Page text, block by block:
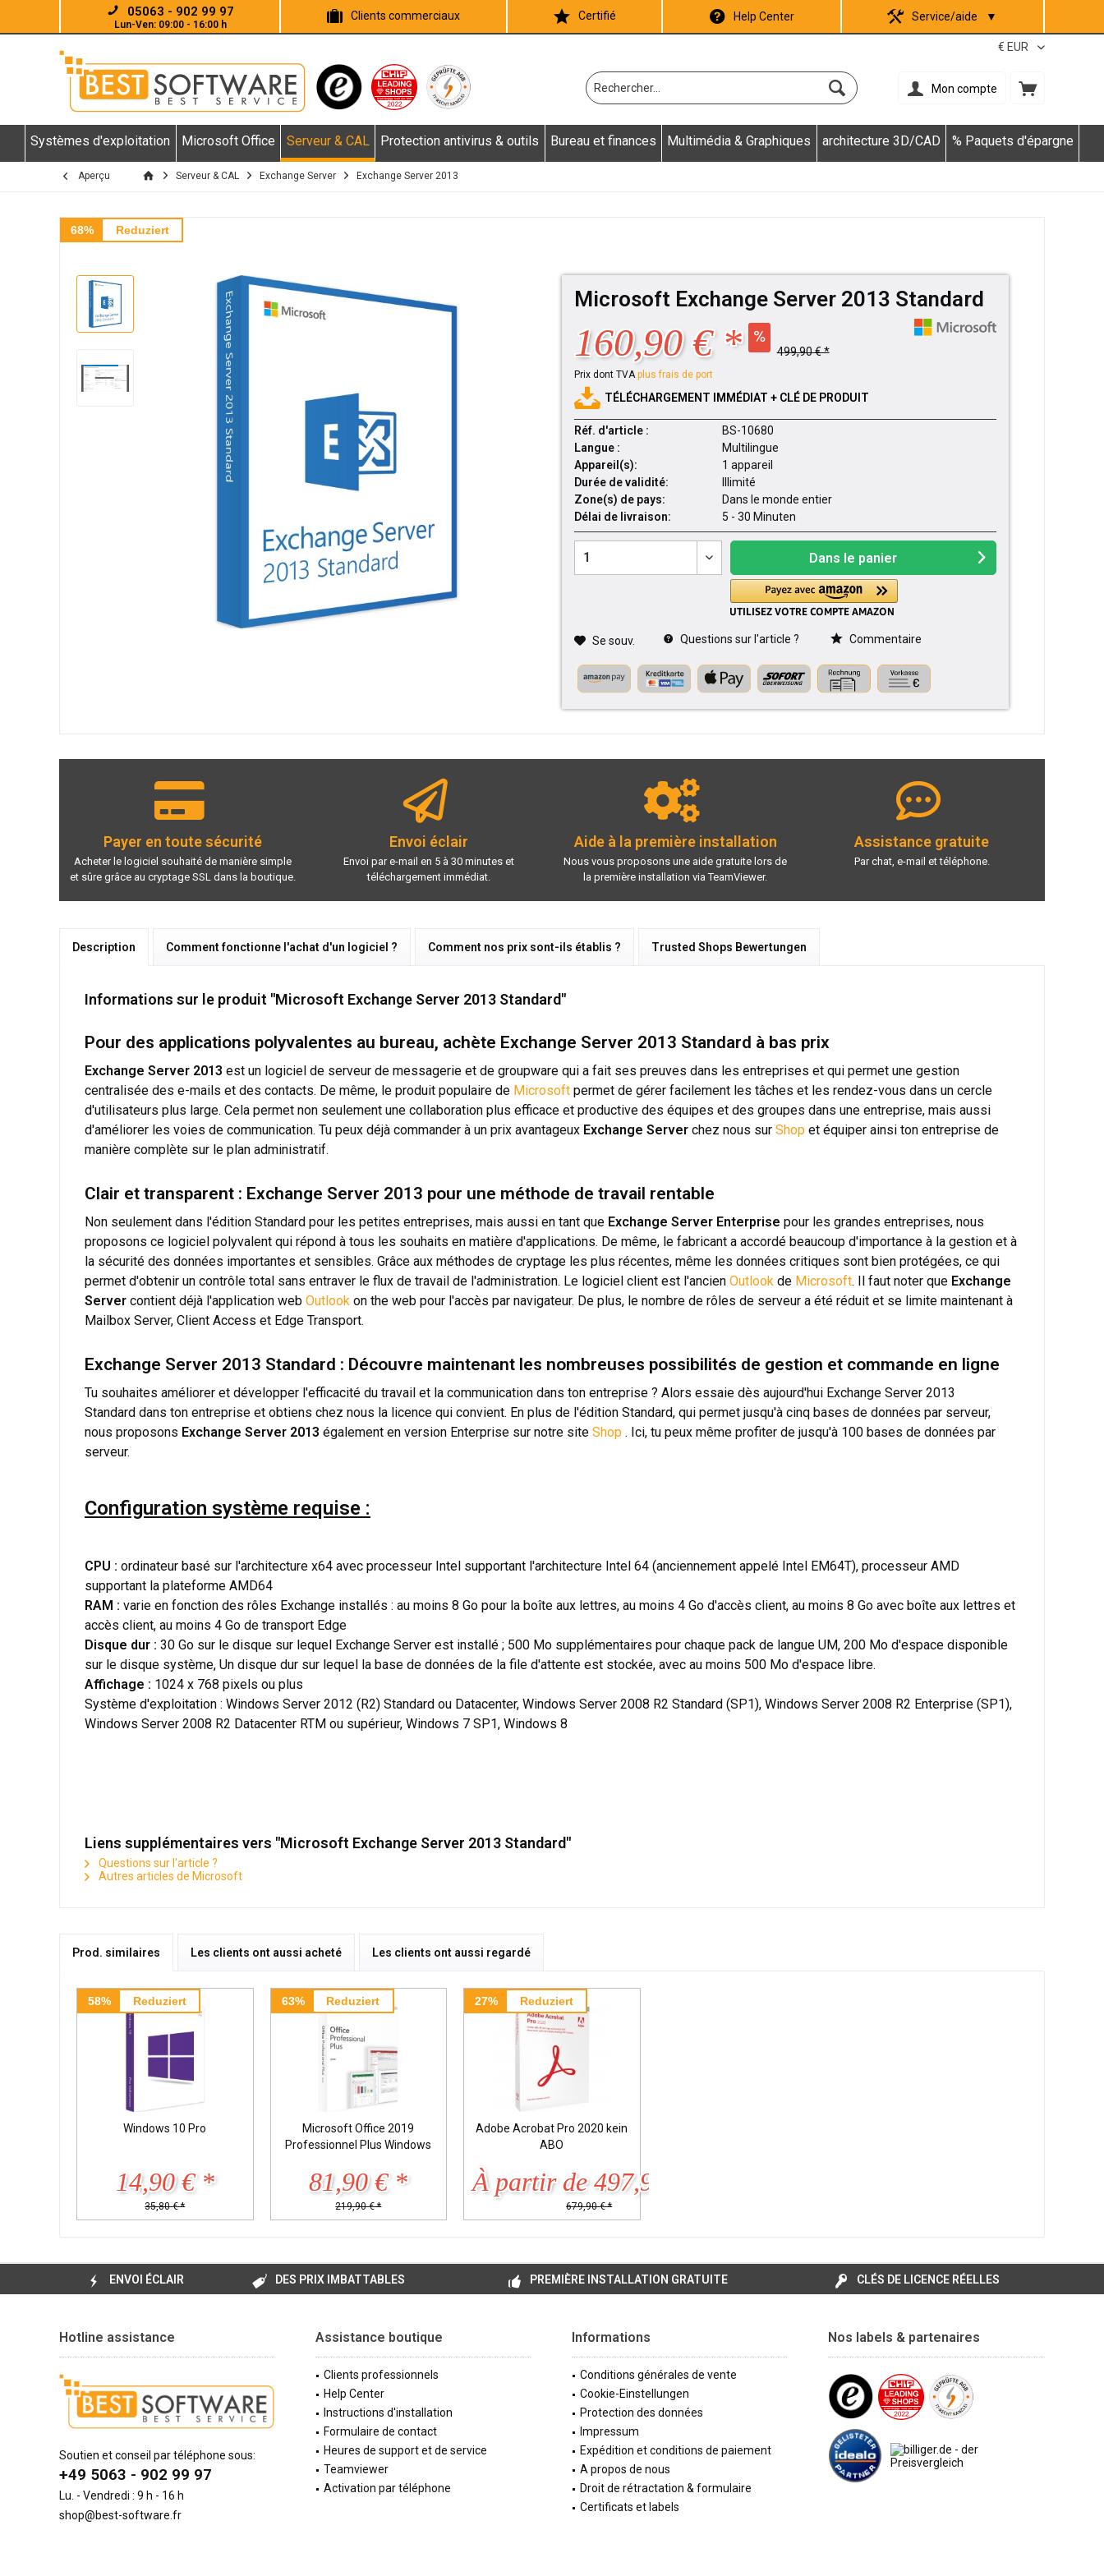
05063 - 902 99 97
Lun-Ven: 09:00 - 16:00 h
Clients commerciaux Certifié Help Center Service/aide ▼
Mon compte
Systèmes d'exploitation Microsoft Office Serveur & CAL Protection antivirus & outils Bureau et finances Multimédia & Graphiques architecture 3D/CAD % Paquets d'épargne
Aperçu Serveur & CAL Exchange Server Exchange Server 2013
68% Reduziert
Microsoft Exchange Server 2013 Standard
160,90 € * 499,90 € *
Prix dont TVAplus frais de port
TÉLÉCHARGEMENT IMMÉDIAT + CLÉ DE PRODUIT
Réf. d'article :
BS-10680
Langue :
Multilingue
Appareil(s):
1 appareil
Durée de validité:
Illimité
Zone(s) de pays:
Dans le monde entier
Délai de livraison:
5 - 30 Minuten
Dans le panier
Se souv. Questions sur l'article ? Commentaire
Payer en toute sécurité
Acheter le logiciel souhaité de manière simple
et sûre grâce au cryptage SSL dans la boutique.
Envoi éclair
Envoi par e-mail en 5 à 30 minutes et
téléchargement immédiat.
Aide à la première installation
Nous vous proposons une aide gratuite lors de
la première installation via TeamViewer.
Assistance gratuite
Par chat, e-mail et téléphone.
Description Comment fonctionne l'achat d'un logiciel ? Comment nos prix sont-ils établis ? Trusted Shops Bewertungen
Informations sur le produit "Microsoft Exchange Server 2013 Standard"
Pour des applications polyvalentes au bureau, achète Exchange Server 2013 Standard à bas prix
Exchange Server 2013 est un logiciel de serveur de messagerie et de groupware qui a fait ses preuves dans les entreprises et qui permet une gestion
centralisée des e-mails et des contacts. De même, le produit populaire de Microsoft permet de gérer facilement les tâches et les rendez-vous dans un cercle
d'utilisateurs plus large. Cela permet non seulement une collaboration plus efficace et productive des équipes et des groupes dans une entreprise, mais aussi
d'améliorer les voies de communication. Tu peux déjà commander à un prix avantageux Exchange Server chez nous sur Shop et équiper ainsi ton entreprise de
manière complète sur le plan administratif.
Clair et transparent : Exchange Server 2013 pour une méthode de travail rentable
Non seulement dans l'édition Standard pour les petites entreprises, mais aussi en tant que Exchange Server Enterprise pour les grandes entreprises, nous
proposons ce logiciel polyvalent qui répond à tous les souhaits en matière d'applications. De même, le fabricant a accordé beaucoup d'importance à la gestion et à
la sécurité des données importantes et sensibles. Grâce aux méthodes de cryptage les plus récentes, même les données critiques sont bien protégées, ce qui
permet d'obtenir un contrôle total sans entraver le flux de travail de l'administration. Le logiciel client est l'ancien Outlook de Microsoft. Il faut noter que Exchange
Server contient déjà l'application web Outlook on the web pour l'accès par navigateur. De plus, le nombre de rôles de serveur a été réduit et se limite maintenant à
Mailbox Server, Client Access et Edge Transport.
Exchange Server 2013 Standard : Découvre maintenant les nombreuses possibilités de gestion et commande en ligne
Tu souhaites améliorer et développer l'efficacité du travail et la communication dans ton entreprise ? Alors essaie dès aujourd'hui Exchange Server 2013
Standard dans ton entreprise et obtiens chez nous la licence qui convient. En plus de l'édition Standard, qui permet jusqu'à cinq bases de données par serveur,
nous proposons Exchange Server 2013 également en version Enterprise sur notre site Shop . Ici, tu peux même profiter de jusqu'à 100 bases de données par
serveur.
Configuration système requise :
CPU : ordinateur basé sur l'architecture x64 avec processeur Intel supportant l'architecture Intel 64 (anciennement appelé Intel EM64T), processeur AMD
supportant la plateforme AMD64
RAM : varie en fonction des rôles Exchange installés : au moins 8 Go pour la boîte aux lettres, au moins 4 Go d'accès client, au moins 8 Go avec boîte aux lettres et
accès client, au moins 4 Go de transport Edge
Disque dur : 30 Go sur le disque sur lequel Exchange Server est installé ; 500 Mo supplémentaires pour chaque pack de langue UM, 200 Mo d'espace disponible
sur le disque système, Un disque dur sur lequel la base de données de la file d'attente est stockée, avec au moins 500 Mo d'espace libre.
Affichage : 1024 x 768 pixels ou plus
Système d'exploitation : Windows Server 2012 (R2) Standard ou Datacenter, Windows Server 2008 R2 Standard (SP1), Windows Server 2008 R2 Enterprise (SP1),
Windows Server 2008 R2 Datacenter RTM ou supérieur, Windows 7 SP1, Windows 8
Liens supplémentaires vers "Microsoft Exchange Server 2013 Standard"
Questions sur l'article ?
Autres articles de Microsoft
Prod. similaires Les clients ont aussi acheté Les clients ont aussi regardé
58% Reduziert
Windows 10 Pro
14,90 € *
35,80 € *
63% Reduziert
Microsoft Office 2019
Professionnel Plus Windows
81,90 € *
219,90 € *
27% Reduziert
Adobe Acrobat Pro 2020 kein
ABO
À partir de 497,90 € *
679,90 € *
ENVOI ÉCLAIR DES PRIX IMBATTABLES PREMIÈRE INSTALLATION GRATUITE CLÉS DE LICENCE RÉELLES
Hotline assistance
Soutien et conseil par téléphone sous:
+49 5063 - 902 99 97
Lu. - Vendredi : 9 h - 16 h
shop@best-software.fr
Assistance boutique
Clients professionnels
Help Center
Instructions d'installation
Formulaire de contact
Heures de support et de service
Teamviewer
Activation par téléphone
Informations
Conditions générales de vente
Cookie-Einstellungen
Protection des données
Impressum
Expédition et conditions de paiement
A propos de nous
Droit de rétractation & formulaire
Certificats et labels
Nos labels & partenaires